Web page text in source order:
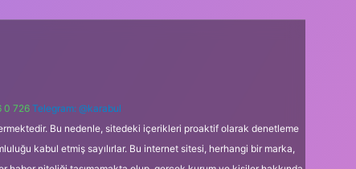
0 726 Telegram: @karabul
Bu nedenle, sitedeki içerikleri proaktif olarak denetleme
kabul etmiş sayılırlar. Bu internet sitesi, herhangi bir marka,